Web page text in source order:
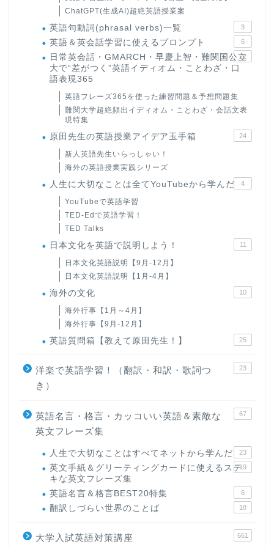
ChatGPT(生成AI)超絶英語授業案
英語句動詞(phrasal verbs)一覧 3
英語＆英会話学習に使えるプロンプト 6
日常英会話・GMARCH・早慶上智・難関国公立
大で“差がつく”英語イディオム・ことわざ・口
語表現365
22
英語フレーズ365を使った練習問題＆予想問題集
難関大学超絶頻出イディオム・ことわざ・会話文表
現特集
原田先生の英語授業アイデア玉手箱 24
新人英語先生いらっしゃい！
海外の英語授業実践シリーズ
人生に大切なことは全てYouTubeから学んだ 4
YouTubeで英語学習
TED-Edで英語学習！
TED Talks
日本文化を英語で説明しよう！ 11
日本文化英語説明【9月-12月】
日本文化英語説明【1月-4月】
海外の文化 10
海外行事【1月～4月】
海外行事【9月-12月】
英語質問箱【教えて原田先生！】 25
洋楽で英語学習！（翻訳・和訳・歌詞つ
き）
23
英語名言・格言・カッコいい英語＆素敵な
英文フレーズ集
67
人生で大切なことはすべてネットから学んだ 23
英文手紙＆グリーティングカードに使えるステ
キな英文フレーズ集
19
英語名言＆格言BEST20特集 6
翻訳しづらい世界のことば 18
大学入試英語対策講座 661